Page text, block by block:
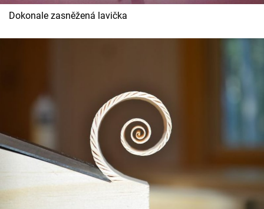
Dokonale zasněžená lavička